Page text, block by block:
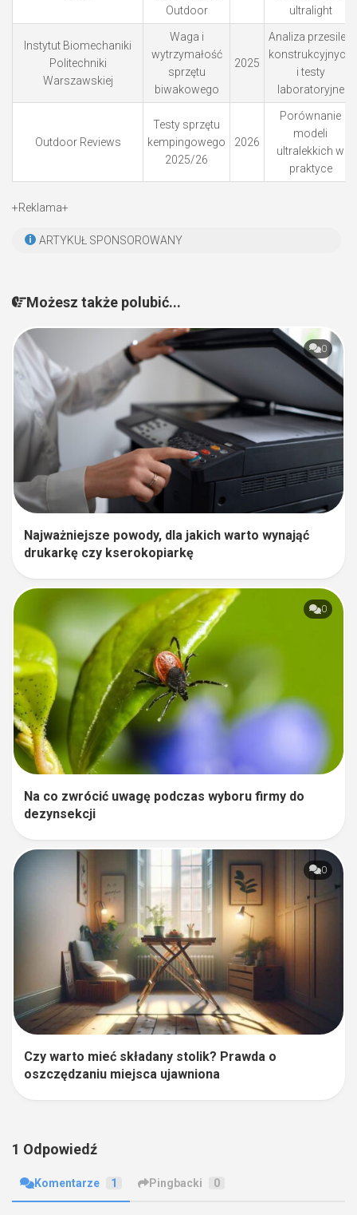
Outdoor
ultralight
Instytut Biomechaniki
Politechniki
Warszawskiej
Waga i
wytrzymałość
sprzętu
biwakowego
2025
Analiza przesileń
konstrukcyjnych
i testy
laboratoryjne
Outdoor Reviews
Testy sprzętu
kempingowego
2025/26
2026
Porównanie
modeli
ultralekkich w
praktyce
+Reklama+
ARTYKUŁ SPONSOROWANY
Możesz także polubić...
0
Najważniejsze powody, dla jakich warto wynająć
drukarkę czy kserokopiarkę
0
Na co zwrócić uwagę podczas wyboru firmy do
dezynsekcji
0
Czy warto mieć składany stolik? Prawda o
oszczędzaniu miejsca ujawniona
1 Odpowiedź
Komentarze 1 Pingbacki 0